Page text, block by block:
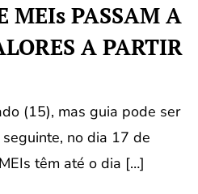
MEIs PASSAM A
A PARTIR
(15), mas guia pode ser
no dia 17 de
têm até o dia […]